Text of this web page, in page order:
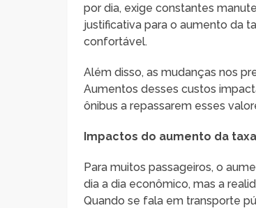
por dia, exige constantes
justificativa para o aumento da
confortável.
Além disso, as mudanças nos
Aumentos desses custos
ônibus a repassarem esses
Impactos do aumento da taxa
Para muitos passageiros, o
dia a dia econômico, mas a
Quando se fala em transporte